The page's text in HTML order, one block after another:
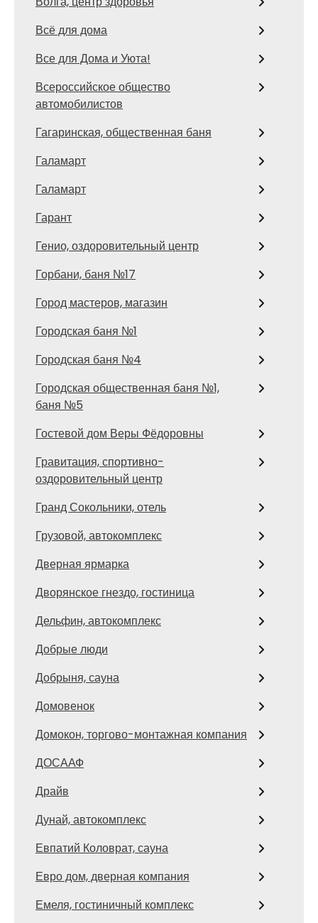
Всё для дома
Все для Дома и Уюта!
Всероссийское общество
автомобилистов
Гагаринская, общественная баня
Галамарт
Галамарт
Гарант
Генио, оздоровительный центр
Горбани, баня №17
Город мастеров, магазин
Городская баня №1
Городская баня №4
Городская общественная баня №1,
баня №5
Гостевой дом Веры Фёдоровны
Гравитация, спортивно-
оздоровительный центр
Гранд Сокольники, отель
Грузовой, автокомплекс
Дверная ярмарка
Дворянское гнездо, гостиница
Дельфин, автокомплекс
Добрые люди
Добрыня, сауна
Домовенок
Домокон, торгово-монтажная компания
ДОСААФ
Драйв
Дунай, автокомплекс
Евпатий Коловрат, сауна
Евро дом, дверная компания
Емеля, гостиничный комплекс